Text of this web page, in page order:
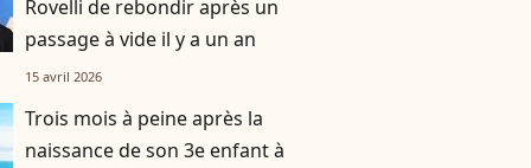
Rovelli de rebondir après un
passage à vide il y a un an
15 avril 2026
Trois mois à peine après la
naissance de son 3e enfant à